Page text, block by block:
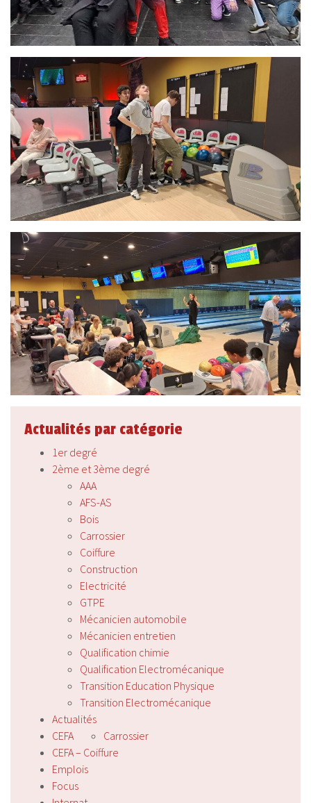
Actualités par catégorie
1er degré
2ème et 3ème degré
AAA
AFS-AS
Bois
Carrossier
Coiffure
Construction
Electricité
GTPE
Mécanicien automobile
Mécanicien entretien
Qualification chimie
Qualification Electromécanique
Transition Education Physique
Transition Electromécanique
Actualités
CEFA
Carrossier
CEFA – Coiffure
Emplois
Focus